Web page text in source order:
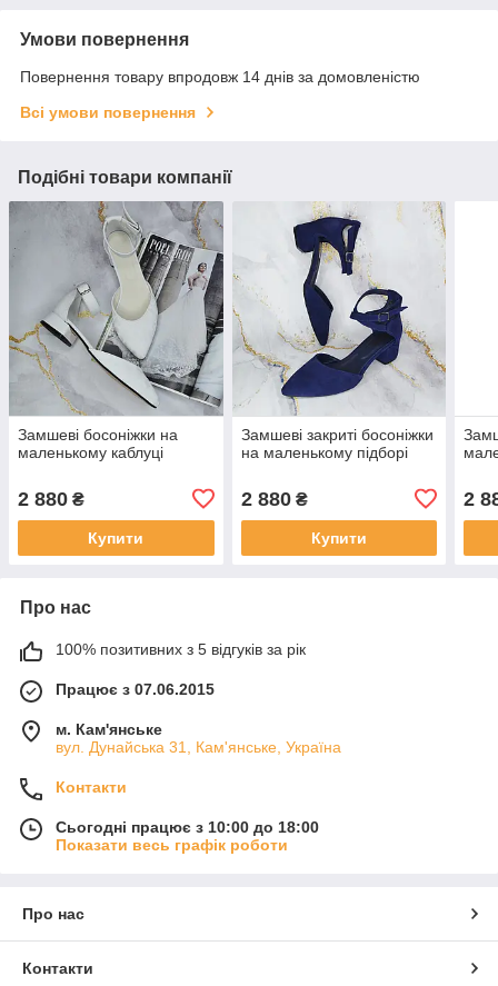
Умови повернення
Повернення товару впродовж 14 днів за домовленістю
Всі умови повернення
Подібні товари компанії
Замшеві босоніжки на
маленькому каблуці
2 880 ₴
Купити
Замшеві закриті босоніжки
на маленькому підборі
2 880₴
Купити
2
Про нас
100% позитивних з 5 відгуків за рік
Працює з 07.06.2015
м. Кам'янське
вул. Дунайська 31, Кам'янське, Україна
Контакти
Сьогодні працює з 10:00 до 18:00
Показати весь графік роботи
Про нас
Контакти